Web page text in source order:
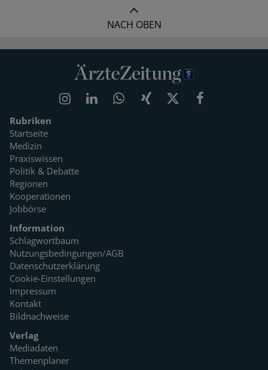
NACH OBEN
Rubriken
Startseite
Medizin
Praxiswissen
Politik & Debatte
Regionen
Kooperationen
Jobbörse
Information
Schlagwortbaum
Nutzungsbedingungen/AGB
Datenschutzerklärung
Cookie-Einstellungen
Impressum
Kontakt
Bildnachweise
Verlag
Mediadaten
Themenplaner